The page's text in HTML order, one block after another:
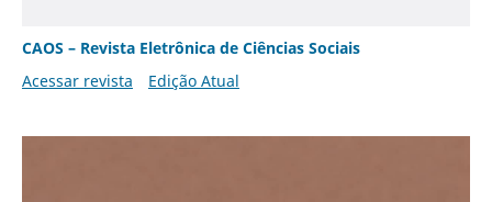
CAOS – Revista Eletrônica de Ciências Sociais
Acessar revista
Edição Atual